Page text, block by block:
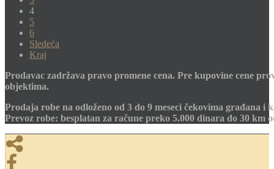
4
5
6
Sledeća
Kraj
Prodavac zadržava pravo promene cena. Pre kupovine cene
objektima.
Prodaja robe na odloženo od 3 do 9 meseci čekovima građana i
Prevoz robe: besplatan za račune preko 5.000 dinara do 30 km